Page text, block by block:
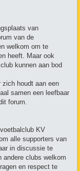
van
van de
welkom om te
heeft. Maar ook
kunnen aan bod
zich houdt aan een
samen een leefbaar
forum.
KV
alle supporters van
in discussie te
andere clubs welkom
en respect te